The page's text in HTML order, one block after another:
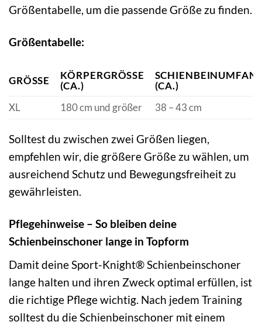
Größentabelle, um die passende Größe zu finden.
Größentabelle:
GRÖSSE
KÖRPERGRÖSSE (
CA.)
(CA.)
XL
180 cm und größer 38 – 43 cm
Solltest du zwischen zwei Größen liegen,
empfehlen wir, die größere Größe zu wählen, um
ausreichend Schutz und Bewegungsfreiheit zu
gewährleisten.
Pflegehinweise – So bleiben deine
Schienbeinschoner lange in Topform
Damit deine Sport-Knight® Schienbeinschoner
lange halten und ihren Zweck optimal erfüllen, ist
die richtige Pflege wichtig. Nach jedem Training
solltest du die Schienbeinschoner mit einem